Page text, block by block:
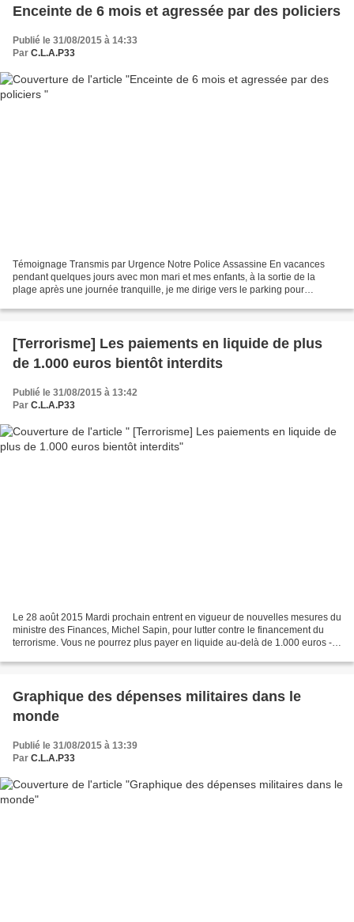
Enceinte de 6 mois et agressée par des policiers
Publié le 31/08/2015 à 14:33
Par C.L.A.P33
Témoignage Transmis par Urgence Notre Police Assassine En vacances
pendant quelques jours avec mon mari et mes enfants, à la sortie de la
plage après une journée tranquille, je me dirige vers le parking pour
[Terrorisme] Les paiements en liquide de plus
de 1.000 euros bientôt interdits
Publié le 31/08/2015 à 13:42
Par C.L.A.P33
Le 28 août 2015 Mardi prochain entrent en vigueur de nouvelles mesures du
ministre des Finances, Michel Sapin, pour lutter contre le financement du
terrorisme. Vous ne pourrez plus payer en liquide au-delà de 1.000 euros -
Graphique des dépenses militaires dans le
monde
Publié le 31/08/2015 à 13:39
Par C.L.A.P33